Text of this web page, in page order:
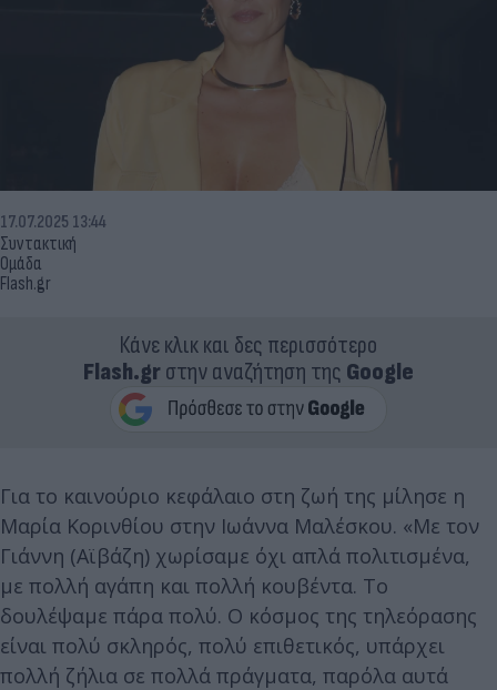
Συντακτική
Ομάδα
Flash.gr
17.07.2025 13:44
Κάνε κλικ και δες περισσότερο
Flash.grστην αναζήτηση της Google
Για το καινούριο κεφάλαιο στη ζωή της μίλησε η
Μαρία Κορινθίου στην Ιωάννα Μαλέσκου. «Με τον
Γιάννη (Αϊβάζη) χωρίσαμε όχι απλά πολιτισμένα,
με πολλή αγάπη και πολλή κουβέντα. Το
δουλέψαμε πάρα πολύ. Ο κόσμος της τηλεόρασης
είναι πολύ σκληρός, πολύ επιθετικός, υπάρχει
πολλή ζήλια σε πολλά πράγματα, παρόλα αυτά